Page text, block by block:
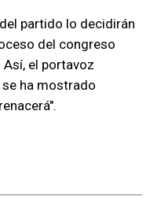
partido lo decidirán
del congreso
el portavoz
ha mostrado